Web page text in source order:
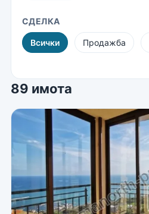
СДЕЛКА
Всички Продажба
89 имота